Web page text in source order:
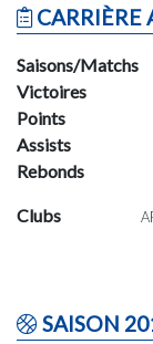
CARRIÈRE
Saisons/Matchs
Victoires
Points
Assists
Rebonds
Clubs
SAISON